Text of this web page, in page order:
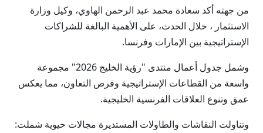
من جهته أكد سعادة محمد عبد الرحمن الهاوي، وكيل وزارة
الاستثمار ، خلال الحدث، على الأهمية البالغة للشراكات
الإستراتيجية بين الإمارات وفرنسا.
وشمل جدول أعمال منتدى "رؤية الخليج 2026" مجموعة
واسعة من القطاعات الإستراتيجية وفرص التعاون، مما يعكس
عمق وتنوع العلاقات الفرنسية الخليجية.
وتناولت النقاشات والطاولات المستديرة مجالات حيوية شملت: